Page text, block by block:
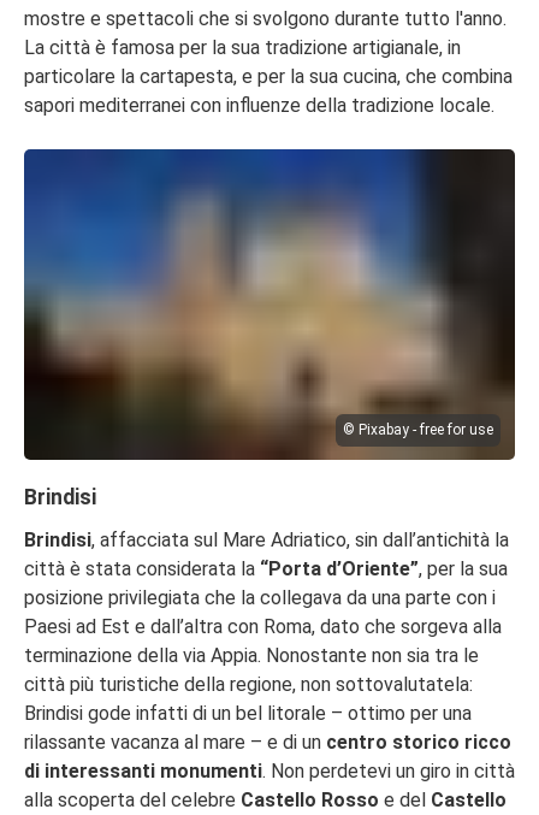
mostre e spettacoli che si svolgono durante tutto l'anno.
La città è famosa per la sua tradizione artigianale, in
particolare la cartapesta, e per la sua cucina, che combina
sapori mediterranei con influenze della tradizione locale.
© Pixabay - free for use
Brindisi
Brindisi, affacciata sul Mare Adriatico, sin dall’antichità la
città è stata considerata la “Porta d’Oriente”, per la sua
posizione privilegiata che la collegava da una parte con i
Paesi ad Est e dall’altra con Roma, dato che sorgeva alla
terminazione della via Appia. Nonostante non sia tra le
città più turistiche della regione, non sottovalutatela:
Brindisi gode infatti di un bel litorale – ottimo per una
rilassante vacanza al mare – e di un centro storico ricco
di interessanti monumenti. Non perdetevi un giro in città
alla scoperta del celebre Castello Rosso e del Castello